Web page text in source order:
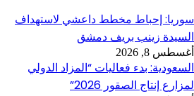
سوريا: إحباط مخطط داعشي لاستهداف
السيدة زينب بريف دمشق
أغسطس 8, 2026
السعودية: بدء فعاليات “المزاد الدولي
لمزارع إنتاج الصقور 2026”